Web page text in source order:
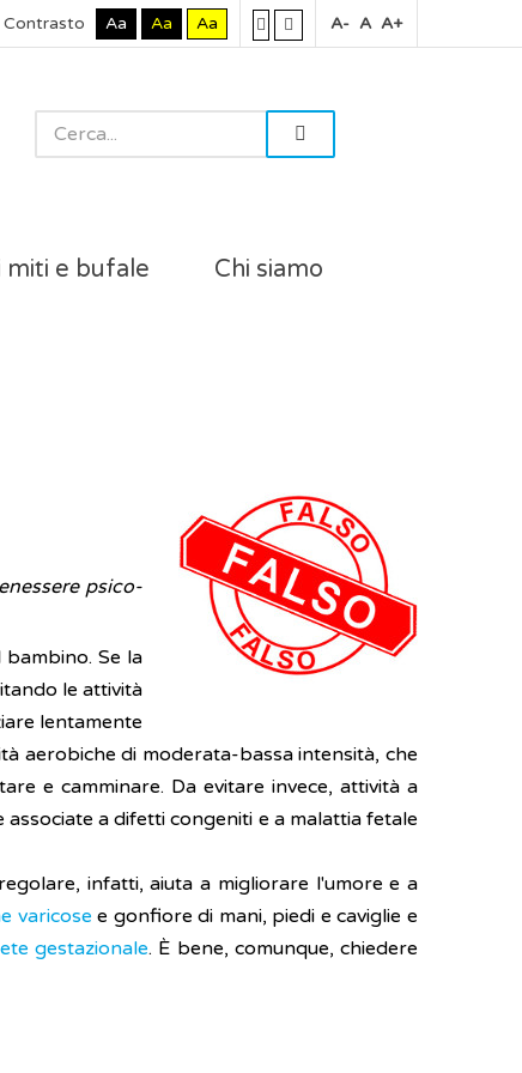
Aa Aa Aa A- A A+
miti e bufale Chi siamo
psico-
Se la
le attività
lentamente
aerobiche di moderata-bassa intensità, che
e camminare. Da evitare invece, attività a
a difetti congeniti e a malattia fetale
infatti, aiuta a migliorare l'umore e a
varicose e gonfiore di mani, piedi e caviglie e
gestazionale. È bene, comunque, chiedere